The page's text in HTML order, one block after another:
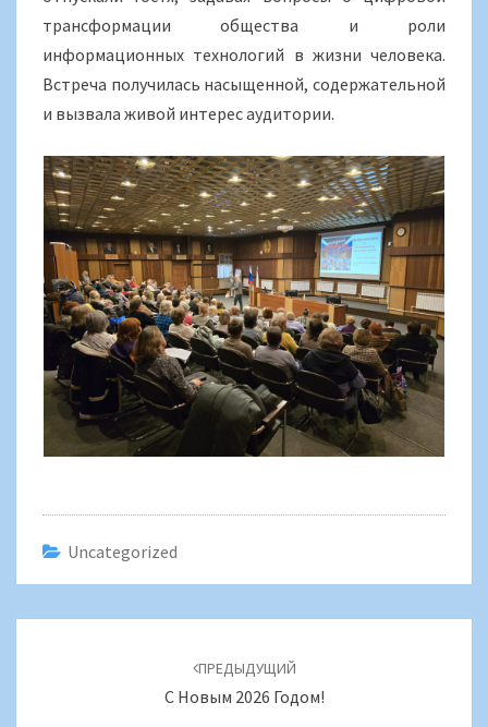
трансформации общества и роли
информационных технологий в жизни человека.
Встреча получилась насыщенной, содержательной
и вызвала живой интерес аудитории.
Uncategorized
ПРЕДЫДУЩИЙ
С Новым 2026 Годом!